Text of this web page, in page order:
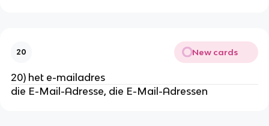
20 New cards
20) het e-mailadres
die E-Mail-Adresse, die E-Mail-Adressen